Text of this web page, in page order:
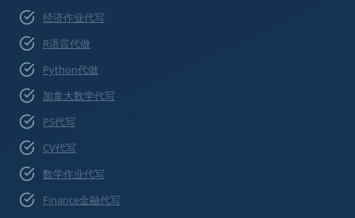
经济作业代写
R语言代做
Python代做
加拿大数学代写
PS代写
CV代写
数学作业代写
Finance金融代写